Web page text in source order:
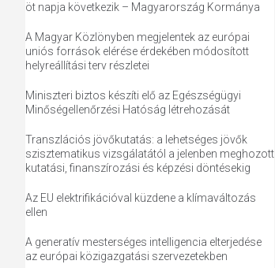
öt napja következik – Magyarország Kormánya
A Magyar Közlönyben megjelentek az európai
uniós források elérése érdekében módosított
helyreállítási terv részletei
Miniszteri biztos készíti elő az Egészségügyi
Minőségellenőrzési Hatóság létrehozását
Transzlációs jövőkutatás: a lehetséges jövők
szisztematikus vizsgálatától a jelenben meghozott
kutatási, finanszírozási és képzési döntésekig
Az EU elektrifikációval küzdene a klímaváltozás
ellen
A generatív mesterséges intelligencia elterjedése
az európai közigazgatási szervezetekben